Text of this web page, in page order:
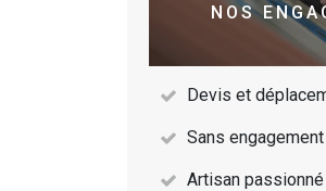
NOS
Devis et
Sans engagement
Artisan passionné